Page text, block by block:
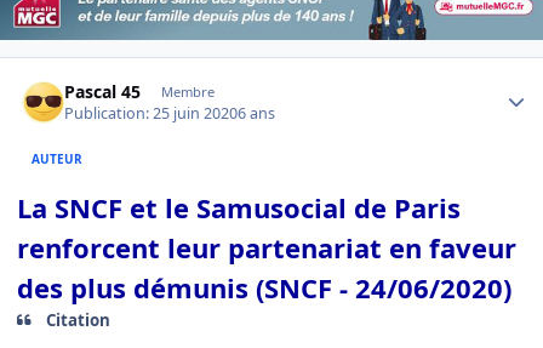
Pascal 45 Membre
Publication:25 juin 20206 ans
AUTEUR
La SNCF et le Samusocial de Paris
renforcent leur partenariat en faveur
des plus démunis (SNCF - 24/06/2020)
Citation